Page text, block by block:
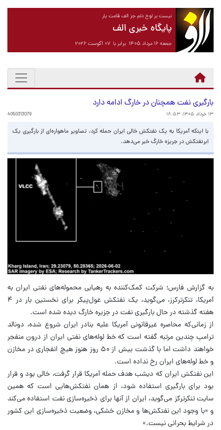
نیست بر لوح دلم جز الف قامت یار
پایگاه خبری الف
جمعه ۱۶ مرداد ۱۴۰۵ برابر با ۰۷ آگوست ۲۰۲۶
بارگیری نفت همچنان در خارگ ادامه دارد
۱۳ خرداد ۱۴۰۵، ۱۸:۵۳ 4050313079
با اینکه آمریکا به یک نفتکش خالی ایران حمله کرد، تصاویر ماهواره‌ای از بارگیری یک
ابرنفتکش در جریزه خارگ خبر می‌دهد.
به گزارش فارس؛ شرکت کمک‌کننده به رهیابی محموله‌های نفتی ایران به
آمریکا، تنکرترکرز، می‌گوید، یک نفتکش غول‌پیکر برای نخستین بار در ۴
هفته گذشته در حال بارگیری نفت در جزیره خارگ دیده شده است.
از زمانی‌که محاصره غیرقانونی آمریکا علیه بنادر ایران شروع شده، دونالد
ترامپ چندین مرتبه گفته است که خط لوله‌های نفتی ایران از درون منفجر
خواهند داشت اما با گذشت بیش از ۵۰ روز هنوز هیچ انفجاری در مخازن
و خط لوله‌های ایران رخ نداده است.
این نفتکش ایران که دیشب هدف حمله آمریکا قرار گرفت، خالی بود و قرار
بود برای بارگیری استفاده شود، از همان نفتکش‌هایی است که همین
سایت تنکرترکز می‌گوید، ایران از آنها برای ذخیره‌سازی نفت استفاده می‌کند
و «با وجود این نفتکش‌ها و مخازن خشکی، وضعیت ذخیره‌سازی این کشور
در شرایط بحرانی نیست.»